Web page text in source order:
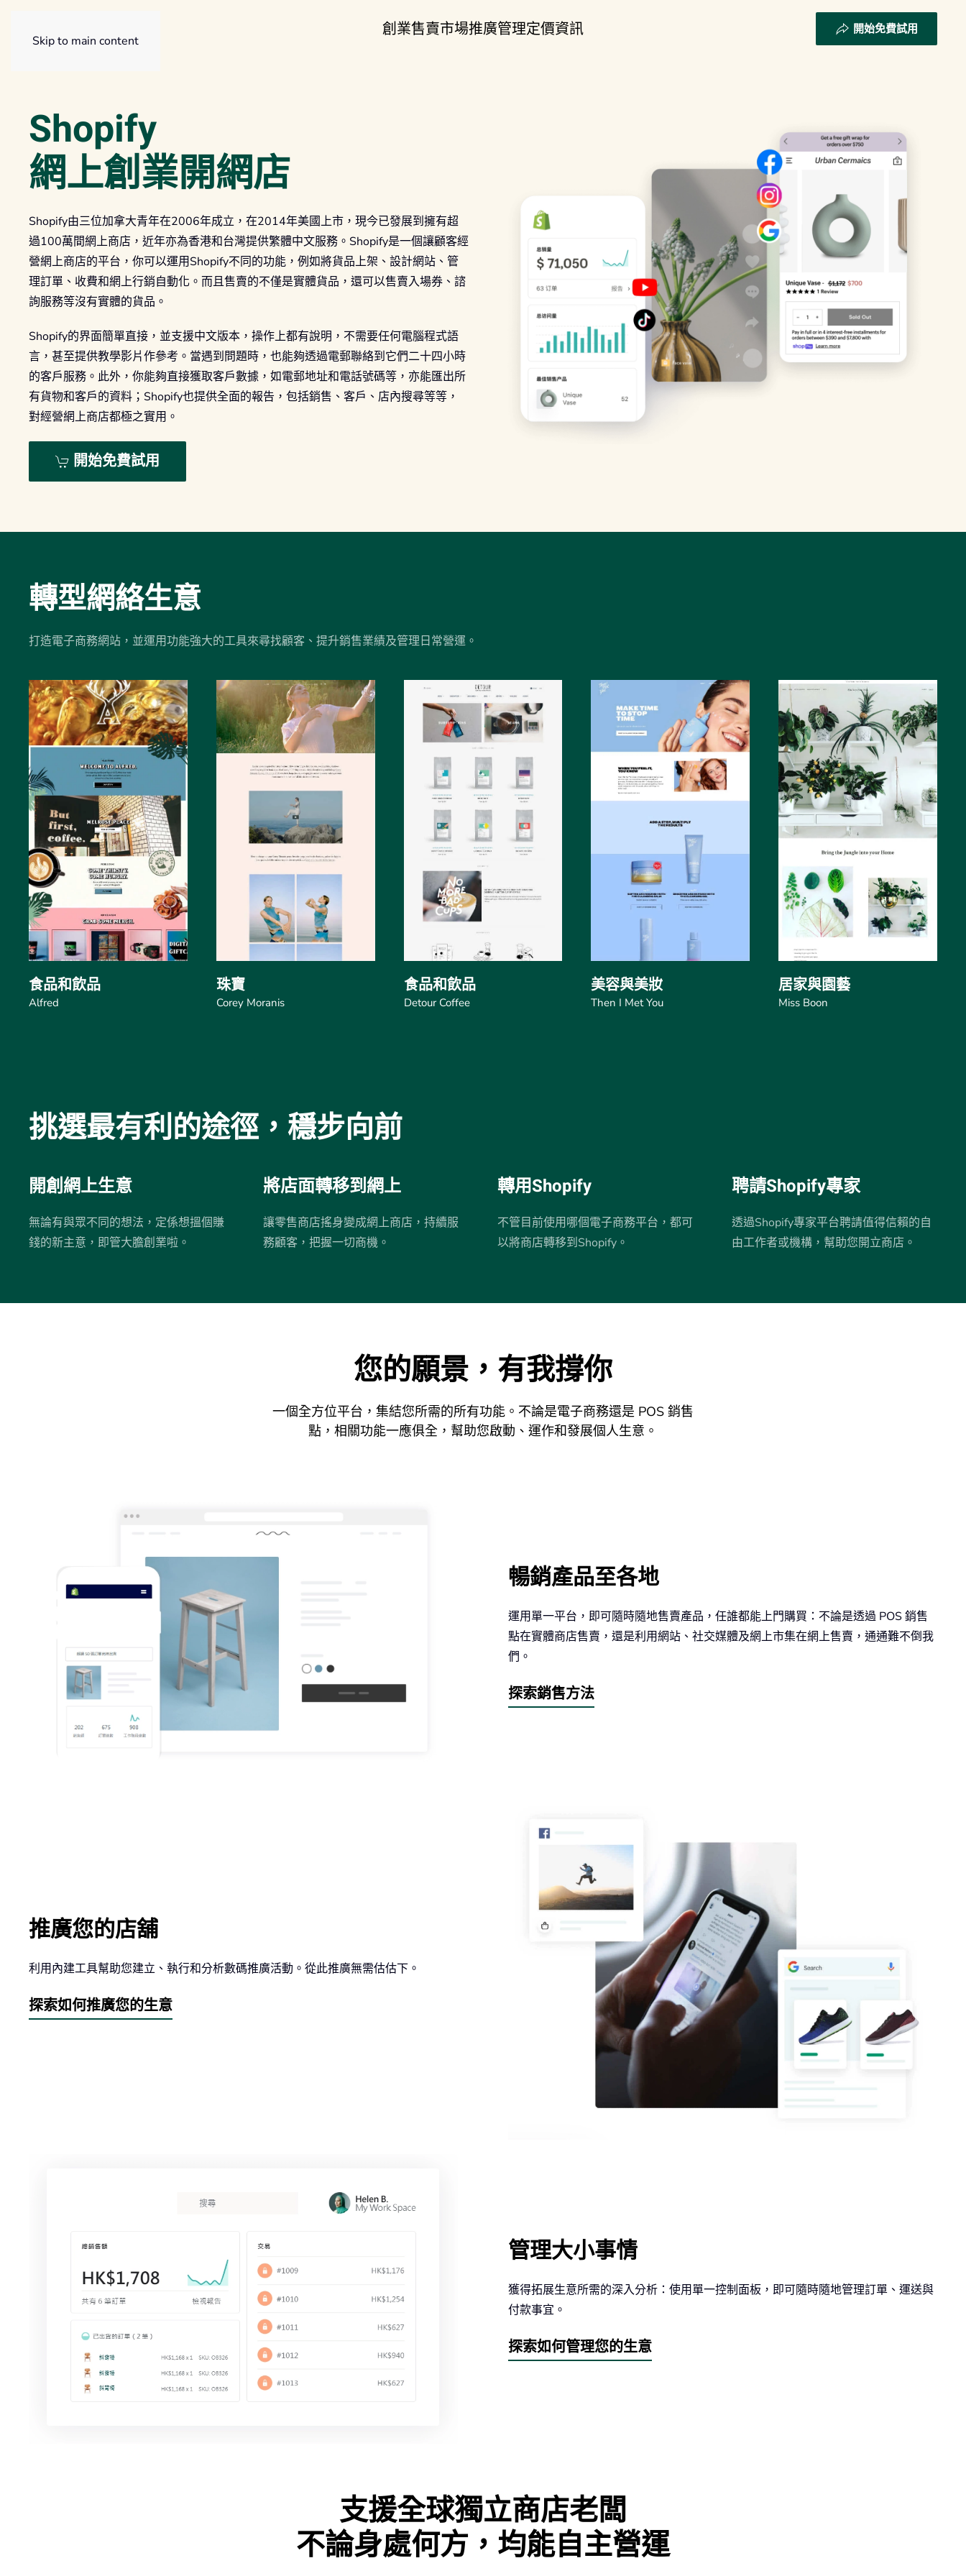
Skip to main content
創業售賣市場推廣管理定價資訊 開始免費試用
Shopify
網上創業開網店
Shopify由三位加拿大青年在2006年成立，在2014年美國上市，現今已發展到擁有超
過100萬間網上商店，近年亦為香港和台灣提供繁體中文服務。Shopify是一個讓顧客經
營網上商店的平台，你可以運用Shopify不同的功能，例如將貨品上架、設計網站、管
理訂單、收費和網上行銷自動化。而且售賣的不僅是實體貨品，還可以售賣入場券、諮
詢服務等沒有實體的貨品。
Shopify的界面簡單直接，並支援中文版本，操作上都有說明，不需要任何電腦程式語
言，甚至提供教學影片作參考。當遇到問題時，也能夠透過電郵聯絡到它們二十四小時
的客戶服務。此外，你能夠直接獲取客戶數據，如電郵地址和電話號碼等，亦能匯出所
有貨物和客戶的資料；Shopify也提供全面的報告，包括銷售、客戶、店內搜尋等等，
對經營網上商店都極之實用。
開始免費試用
轉型網絡生意
打造電子商務網站，並運用功能強大的工具來尋找顧客、提升銷售業績及管理日常營運。
食品和飲品
Alfred
珠寶
Corey Moranis
食品和飲品
Detour Coffee
美容與美妝
Then I Met You
居家與園藝
Miss Boon
挑選最有利的途徑，穩步向前
開創網上生意
無論有與眾不同的想法，定係想搵個賺
錢的新主意，即管大膽創業啦。
將店面轉移到網上
讓零售商店搖身變成網上商店，持續服
務顧客，把握一切商機。
轉用Shopify
不管目前使用哪個電子商務平台，都可
以將商店轉移到Shopify。
聘請Shopify專家
透過Shopify專家平台聘請值得信賴的自
由工作者或機構，幫助您開立商店。
您的願景，有我撐你
一個全方位平台，集結您所需的所有功能。不論是電子商務還是 POS 銷售
點，相關功能一應俱全，幫助您啟動、運作和發展個人生意。
暢銷產品至各地
運用單一平台，即可隨時隨地售賣產品，任誰都能上門購買：不論是透過 POS 銷售
點在實體商店售賣，還是利用網站、社交媒體及網上市集在網上售賣，通通難不倒我
們。
探索銷售方法
推廣您的店舖
利用內建工具幫助您建立、執行和分析數碼推廣活動。從此推廣無需估估下。
探索如何推廣您的生意
管理大小事情
獲得拓展生意所需的深入分析：使用單一控制面板，即可隨時隨地管理訂單、運送與
付款事宜。
探索如何管理您的生意
支援全球獨立商店老闆
不論身處何方，均能自主營運